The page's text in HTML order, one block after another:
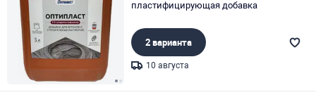
пластифицирующая добавка
2 варианта
10 августа